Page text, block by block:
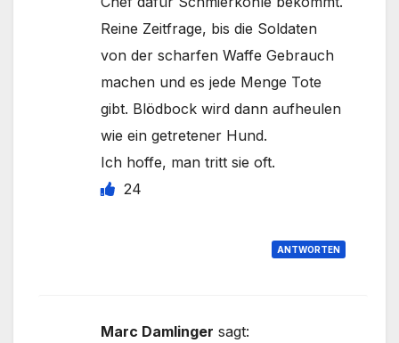
Reine Zeitfrage, bis die Soldaten
von der scharfen Waffe Gebrauch
machen und es jede Menge Tote
gibt. Blödbock wird dann aufheulen
wie ein getretener Hund.
Ich hoffe, man tritt sie oft.
24
ANTWORTEN
Marc Damlinger sagt: